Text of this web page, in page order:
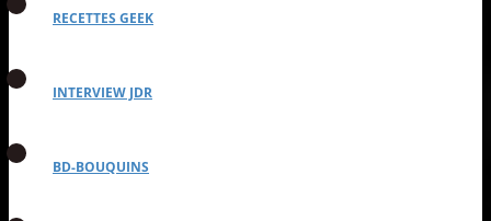
RECETTES GEEK
INTERVIEW JDR
BD-BOUQUINS